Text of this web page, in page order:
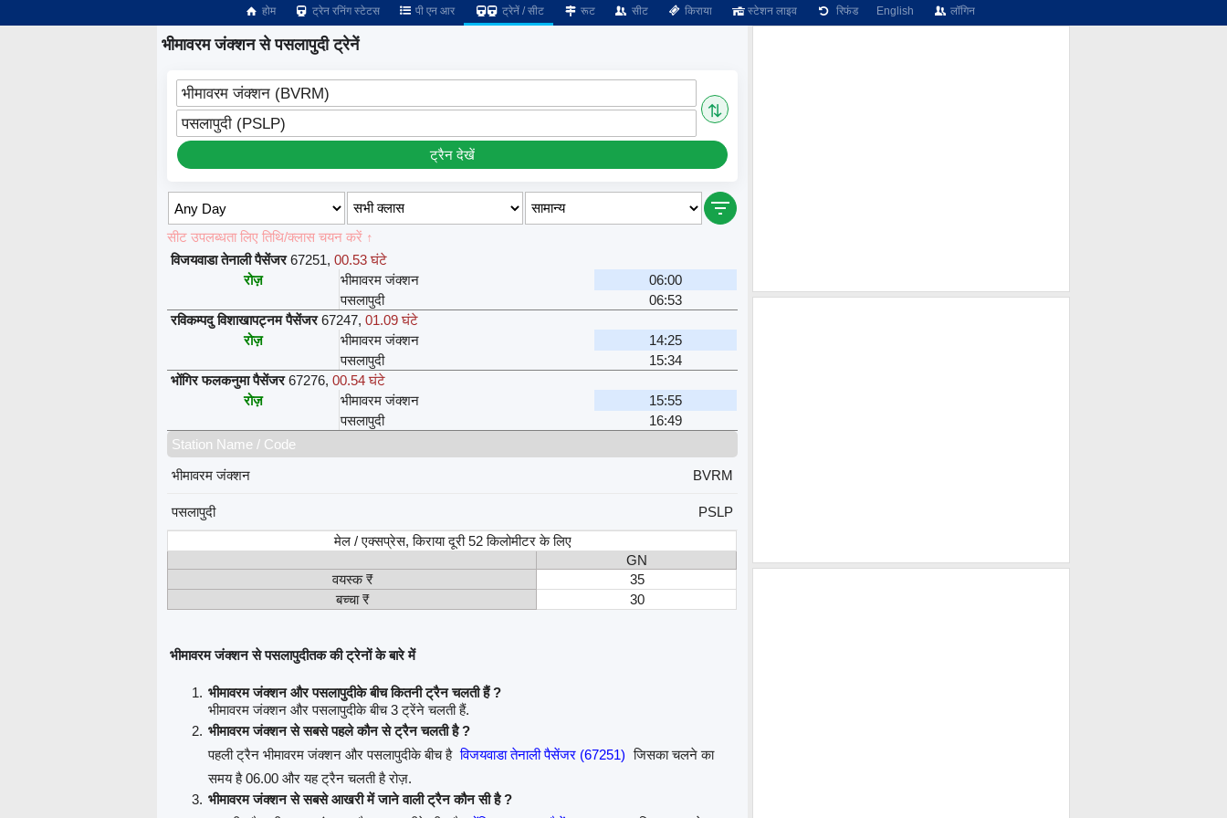
होम ट्रेन रनिंग स्टेटस पी एन आर ट्रेनें / सीट रूट सीट किराया स्टेशन लाइव रिफंड English लॉगिन
भीमावरम जंक्शन से पसलापुदी ट्रेनें
भीमावरम जंक्शन (BVRM)
⇅
पसलापुदी (PSLP)
ट्रैन देखें
सीट उपलब्धता लिए तिथि/क्लास चयन करें ↑
विजयवाडा तेनाली पैसेंजर 67251,00.53 घंटे
रोज़
भीमावरम जंक्शन
06:00
पसलापुदी
06:53
रविकम्पदु विशाखापट्नम पैसेंजर 67247,01.09 घंटे
रोज़
भीमावरम जंक्शन
14:25
पसलापुदी
15:34
भोंगिर फलकनुमा पैसेंजर 67276,00.54 घंटे
रोज़
भीमावरम जंक्शन
15:55
पसलापुदी
16:49
Station Name / Code
भीमावरम जंक्शन
BVRM
पसलापुदी
PSLP
मेल / एक्सप्रेस, किराया दूरी 52 किलोमीटर के लिए
GN
वयस्क ₹
35
बच्चा ₹
30
भीमावरम जंक्शन से पसलापुदीतक की ट्रेनों के बारे में
भीमावरम जंक्शन और पसलापुदीके बीच कितनी ट्रैन चलती हैं ?
भीमावरम जंक्शन और पसलापुदीके बीच 3 ट्रेंने चलती हैं.
भीमावरम जंक्शन से सबसे पहले कौन से ट्रैन चलती है ?
पहली ट्रैन भीमावरम जंक्शन और पसलापुदीके बीच है विजयवाडा तेनाली पैसेंजर (67251) जिसका चलने का
समय है 06.00 और यह ट्रैन चलती है रोज़.
भीमावरम जंक्शन से सबसे आखरी में जाने वाली ट्रैन कौन सी है ?